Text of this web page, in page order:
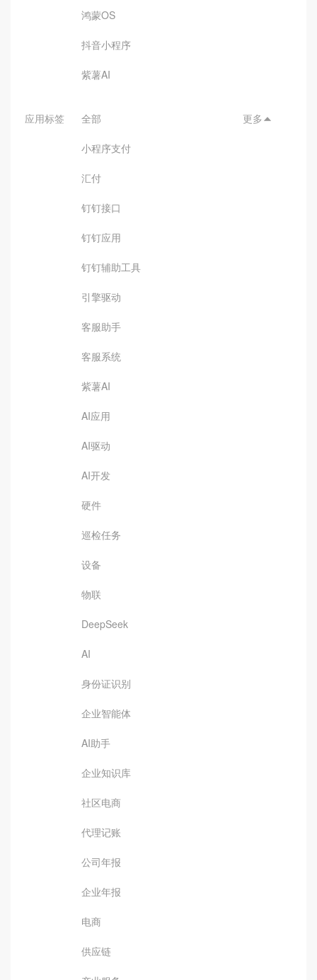
鸿蒙OS
抖音小程序
紫薯AI
应用标签 全部
小程序支付
汇付
钉钉接口
钉钉应用
钉钉辅助工具
引擎驱动
客服助手
客服系统
紫薯AI
AI应用
AI驱动
AI开发
硬件
巡检任务
设备
物联
DeepSeek
AI
身份证识别
企业智能体
AI助手
企业知识库
社区电商
代理记账
公司年报
企业年报
电商
供应链
更多 